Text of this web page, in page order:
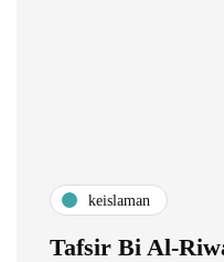
keislaman
Tafsir Bi Al-